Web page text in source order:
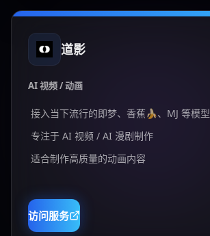
道影
AI 视频 / 动画
接入当下流行的即梦、香蕉🍌、MJ 等模型
专注于 AI 视频 / AI 漫剧制作
适合制作高质量的动画内容
访问服务